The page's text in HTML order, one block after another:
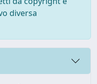
diversa